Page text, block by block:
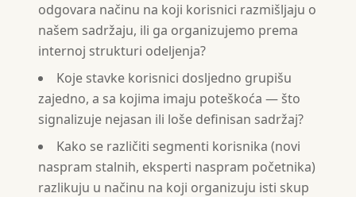
odgovara načinu na koji korisnici razmišljaju o
našem sadržaju, ili ga organizujemo prema
internoj strukturi odeljenja?
Koje stavke korisnici dosljedno grupišu
zajedno, a sa kojima imaju poteškoća — što
signalizuje nejasan ili loše definisan sadržaj?
Kako se različiti segmenti korisnika (novi
naspram stalnih, eksperti naspram početnika)
razlikuju u načinu na koji organizuju isti skup